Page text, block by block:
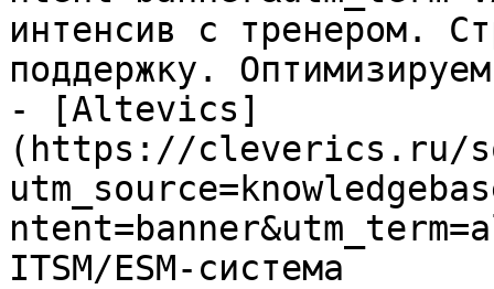
интенсив с тренером.
поддержку.
- [Altevics]
(https://cleverics.ru/
ITSM/ESM-система